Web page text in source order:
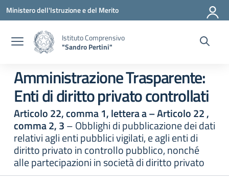
Vai ai contenuti
Vai al menu di navigazione
Vai al footer
Ministero dell'Istruzione e del Merito
Istituto Comprensivo
"Sandro Pertini"
Amministrazione Trasparente:
Enti di diritto privato controllati
Articolo 22, comma 1, lettera a – Articolo 22 ,
comma 2, 3– Obblighi di pubblicazione dei dati
relativi agli enti pubblici vigilati, e agli enti di
diritto privato in controllo pubblico, nonché
alle partecipazioni in società di diritto privato